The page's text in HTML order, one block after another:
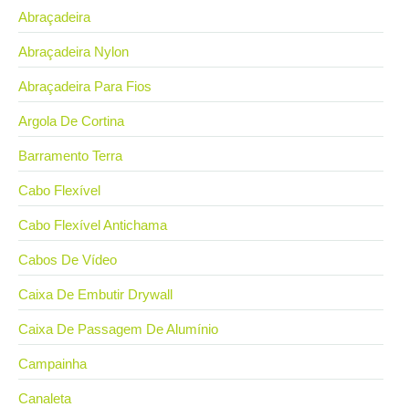
Abraçadeira
Abraçadeira Nylon
Abraçadeira Para Fios
Argola De Cortina
Barramento Terra
Cabo Flexível
Cabo Flexível Antichama
Cabos De Vídeo
Caixa De Embutir Drywall
Caixa De Passagem De Alumínio
Campainha
Canaleta